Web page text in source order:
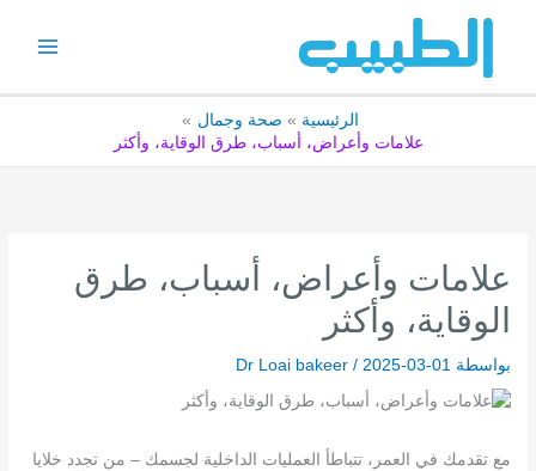
الرئيسية
صحة وجمال
علامات وأعراض، أسباب، طرق الوقاية، وأكثر
علامات وأعراض، أسباب، طرق
الوقاية، وأكثر
بواسطة Dr Loai bakeer / 2025-03-01
مع تقدمك في العمر، تتباطأ العمليات الداخلية لجسمك – من تجدد خلايا